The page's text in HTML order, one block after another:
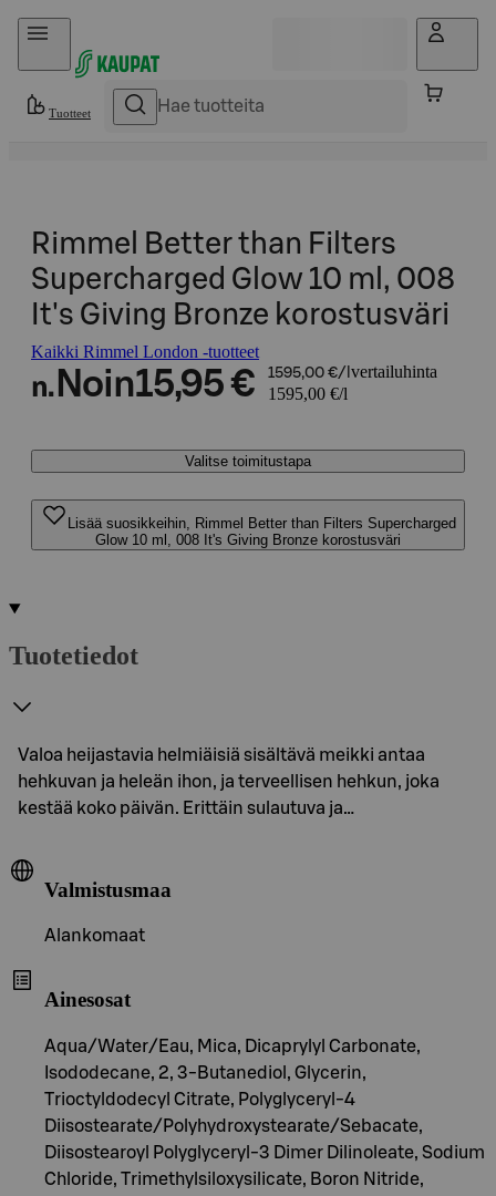
Hyppää sisältöön
Tuotteet
Rimmel Better than Filters
Supercharged Glow 10 ml, 008
It's Giving Bronze korostusväri
Kaikki Rimmel London -tuotteet
n. Noin15,95 € 1595,00 €/l vertailuhinta
1595,00 €/l
Valitse toimitustapa
Lisää suosikkeihin, Rimmel Better than Filters Supercharged
Glow 10 ml, 008 It's Giving Bronze korostusväri
Tuotetiedot
Valoa heijastavia helmiäisiä sisältävä meikki antaa
hehkuvan ja heleän ihon, ja terveellisen hehkun, joka
kestää koko päivän. Erittäin sulautuva ja…
Valmistusmaa
Alankomaat
Ainesosat
Aqua/Water/Eau, Mica, Dicaprylyl Carbonate,
Isododecane, 2, 3-Butanediol, Glycerin,
Trioctyldodecyl Citrate, Polyglyceryl-4
Diisostearate/Polyhydroxystearate/Sebacate,
Diisostearoyl Polyglyceryl-3 Dimer Dilinoleate, Sodium
Chloride, Trimethylsiloxysilicate, Boron Nitride,